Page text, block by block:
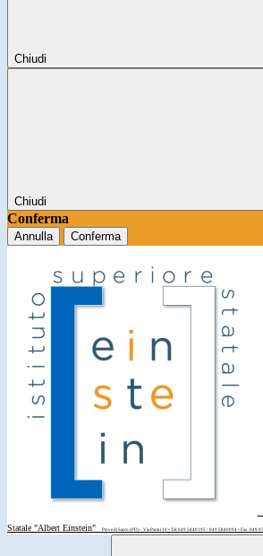
Chiudi
Chiudi
Conferma
Annulla Conferma
Statale "Albert Einstein"
Piove di Sacco (PD) - Via Parini 10 • Tel: 049 5840195 - 049 5840094 • Fax: 049